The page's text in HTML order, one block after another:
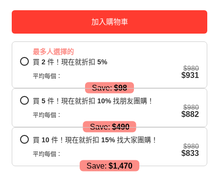
加入購物車
最多人選擇的
買 2 件！現在就折扣 5%
平均每個：
$980
$931
Save: $98
買 5 件！現在就折扣 10% 找朋友團購！
平均每個：
$980
$882
Save: $490
買 10 件！現在就折扣 15% 找大家團購！
平均每個：
$980
$833
Save: $1,470